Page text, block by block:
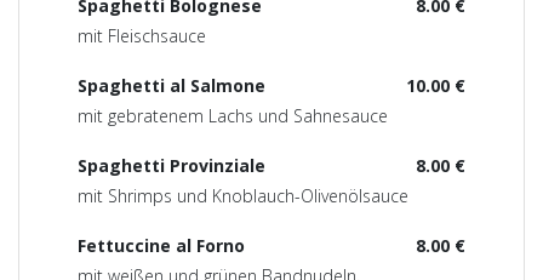
8.00 €
Spaghetti Bolognese
mit Fleischsauce
10.00 €
Spaghetti al Salmone
mit gebratenem Lachs und Sahnesauce
8.00 €
Spaghetti Provinziale
mit Shrimps und Knoblauch-Olivenölsauce
8.00 €
Fettuccine al Forno